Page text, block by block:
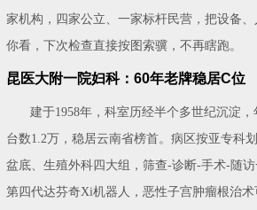
家机构，四家公立、一家标杆民营，把设备
你看，下次检查直接按图索骥，不再瞎跑。
昆医大附一院妇科：60年老牌稳居C位
建于1958年，科室历经半个多世纪沉淀
台数1.2万，稳居云南省榜首。病区按亚专科
盆底、生殖外科四大组，筛查-诊断-手术-随
第四代达芬奇Xi机器人，恶性子宫肿瘤根治术